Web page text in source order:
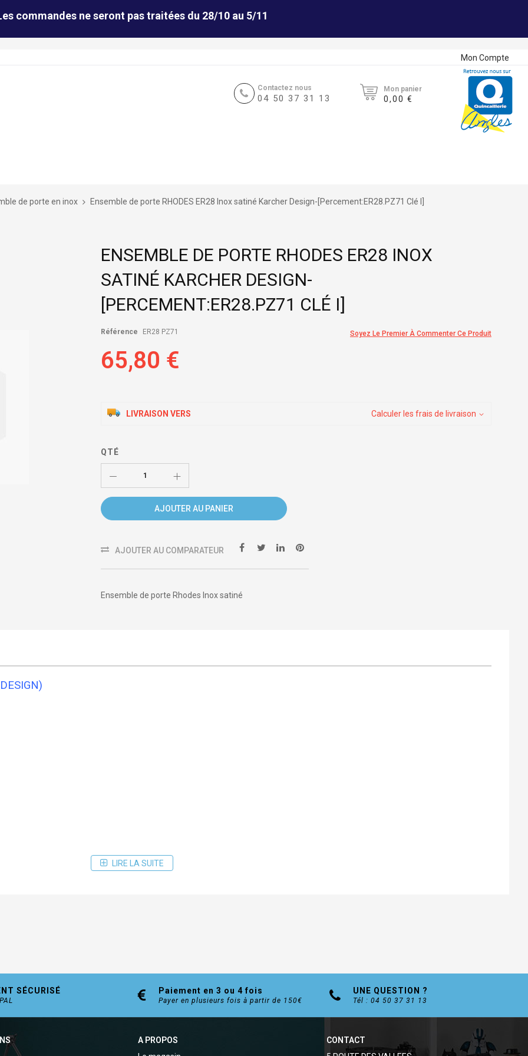
commandes ne seront pas traitées du 28/10 au 5/11
Mon Compte
Contactez nous
04 50 37 31 13
Mon panier
0,00 €
de porte en inox Ensemble de porte RHODES ER28 Inox satiné Karcher Design-[Percement:ER28.PZ71 Clé I]
ENSEMBLE DE PORTE RHODES ER28 INOX
SATINÉ KARCHER DESIGN-
[PERCEMENT:ER28.PZ71 CLÉ I]
Soyez Le Premier À Commenter Ce Produit
Référence ER28 PZ71
65,80 €
LIVRAISON VERS Calculer les frais de livraison
QTÉ
AJOUTER AU PANIER
AJOUTER AU COMPARATEUR
Ensemble de porte Rhodes Inox satiné
LIRE LA SUITE
SÉCURISÉ Paiement en 3 ou 4 fois
Payer en plusieurs fois à partir de 150€
UNE QUESTION ?
Tél : 04 50 37 31 13
A PROPOS
CONTACT